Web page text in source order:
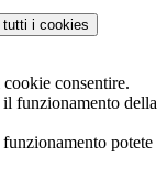
i cookies
consentire.
funzionamento della
potete